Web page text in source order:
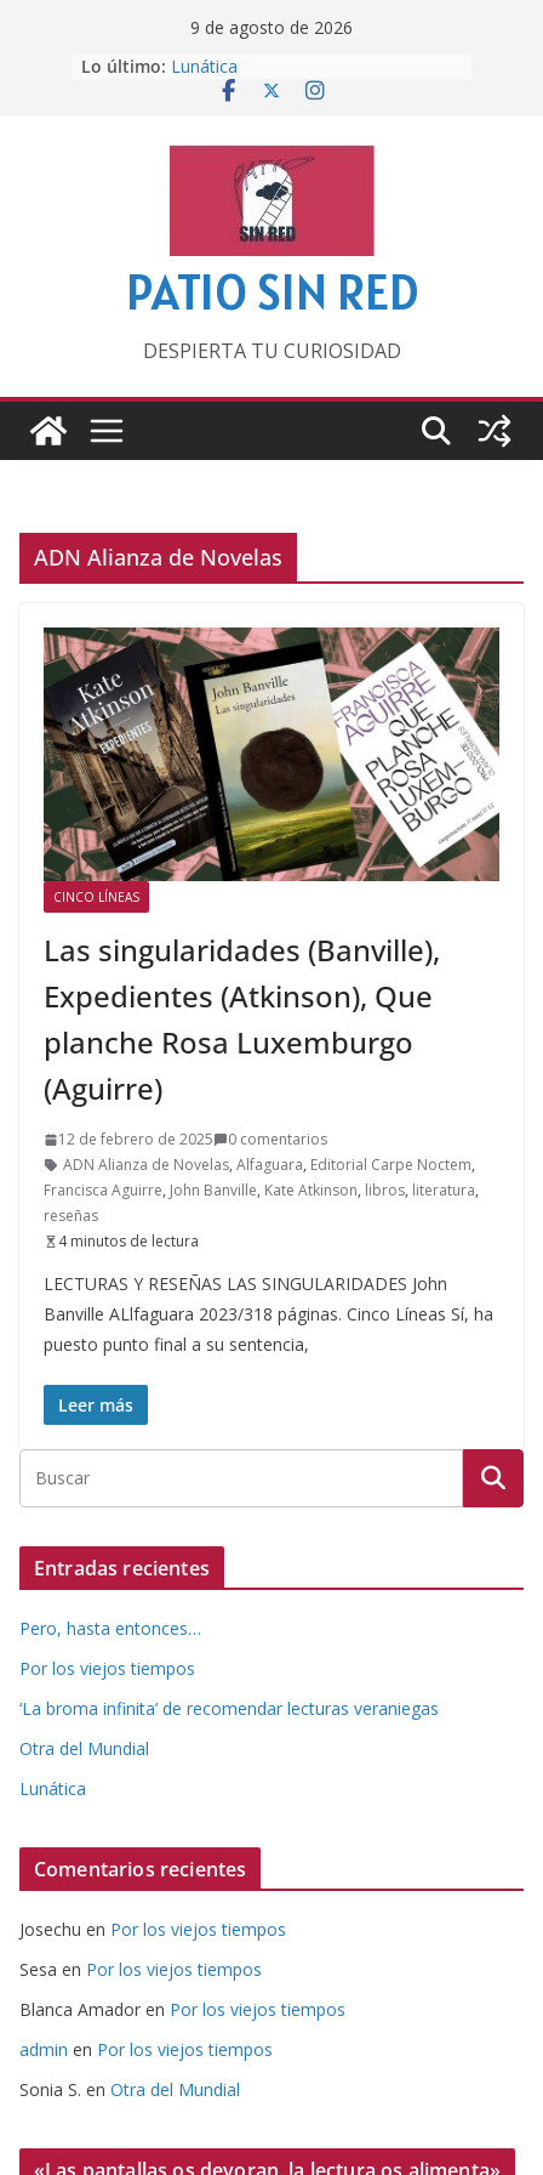
9 de agosto de 2026
Lo último: Lunática
Pero, hasta entonces…
‘La broma infinita’ de recomendar
lecturas veraniegas
Otra del Mundial
PATIO SIN RED
DESPIERTA TU CURIOSIDAD
ADN Alianza de Novelas
CINCO LÍNEAS
Las singularidades (Banville),
Expedientes (Atkinson), Que
planche Rosa Luxemburgo
(Aguirre)
12 de febrero de 2025
0 comentarios
ADN Alianza de Novelas, Alfaguara, Editorial Carpe Noctem,
Francisca Aguirre, John Banville, Kate Atkinson, libros, literatura,
reseñas
4 minutos de lectura
LECTURAS Y RESEÑAS LAS SINGULARIDADES John
Banville ALlfaguara 2023/318 páginas. Cinco Líneas Sí, ha
puesto punto final a su sentencia,
Leer más
Entradas recientes
Pero, hasta entonces…
Por los viejos tiempos
‘La broma infinita’ de recomendar lecturas veraniegas
Otra del Mundial
Lunática
Comentarios recientes
Josechu en Por los viejos tiempos
Sesa en Por los viejos tiempos
Blanca Amador en Por los viejos tiempos
admin en Por los viejos tiempos
Sonia S. en Otra del Mundial